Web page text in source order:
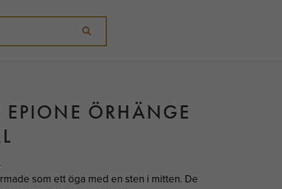
ÖRHÄNGE
som ett öga med en sten i mitten. De